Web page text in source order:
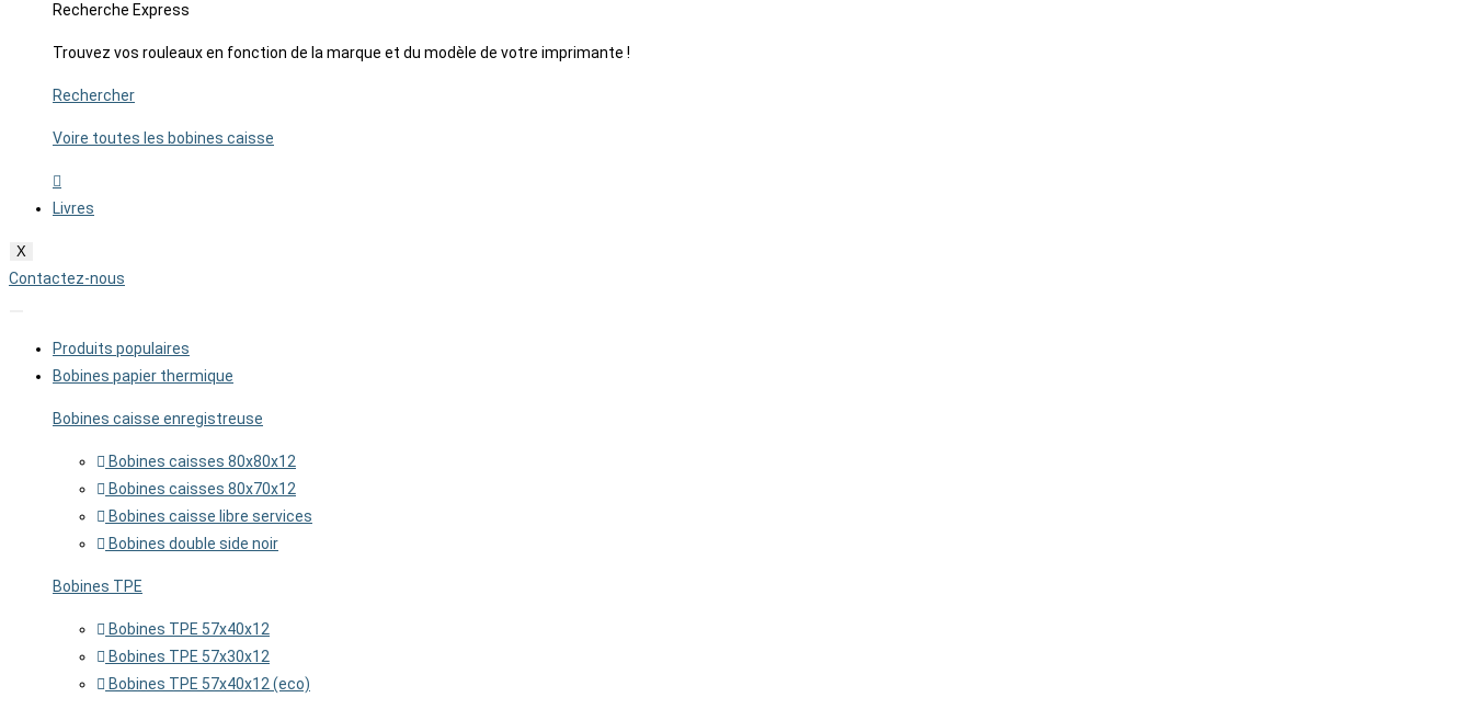
Recherche Express
Trouvez vos rouleaux en fonction de la marque et du modèle de votre imprimante !
Rechercher
Voire toutes les bobines caisse
Livres
X
Contactez-nous
Produits populaires
Bobines papier thermique
Bobines caisse enregistreuse
Bobines caisses 80x80x12
Bobines caisses 80x70x12
Bobines caisse libre services
Bobines double side noir
Bobines TPE
Bobines TPE 57x40x12
Bobines TPE 57x30x12
Bobines TPE 57x40x12 (eco)